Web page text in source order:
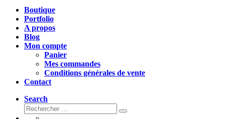
Boutique
Portfolio
A propos
Blog
Mon compte
Panier
Mes commandes
Conditions générales de vente
Contact
Search
Rechercher
Rechercher